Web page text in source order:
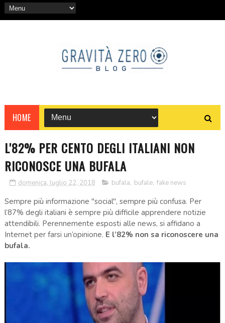
HOME
L'82% PER CENTO DEGLI ITALIANI NON
RICONOSCE UNA BUFALA
domenica, luglio 22, 2018 bufala, bufale, fake news
Sempre più informazione "social", sempre più confusa. Per
l’87% degli italiani è sempre più difficile apprendere notizie
attendibili. Perennemente esposti alle news, si affidano a
Internet per farsi un’opinione. E l’82% non sa riconoscere una
bufala.